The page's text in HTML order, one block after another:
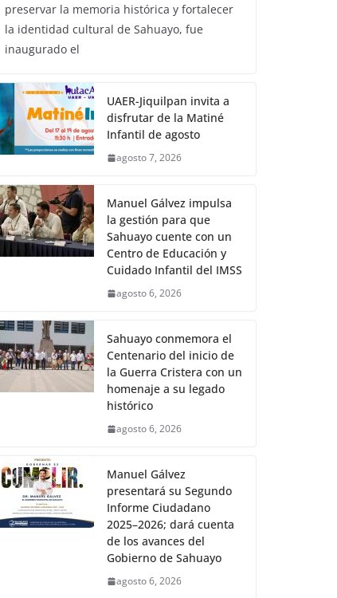
preservar la memoria histórica y fortalecer
la identidad cultural de Sahuayo, fue
inaugurado el
UAER-Jiquilpan invita a
disfrutar de la Matiné
Infantil de agosto
agosto 7, 2026
Manuel Gálvez impulsa
la gestión para que
Sahuayo cuente con un
Centro de Educación y
Cuidado Infantil del IMSS
agosto 6, 2026
Sahuayo conmemora el
Centenario del inicio de
la Guerra Cristera con un
homenaje a su legado
histórico
agosto 6, 2026
Manuel Gálvez
presentará su Segundo
Informe Ciudadano
2025–2026; dará cuenta
de los avances del
Gobierno de Sahuayo
agosto 6, 2026